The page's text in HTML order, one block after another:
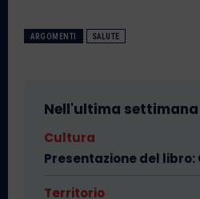
ARGOMENTI SALUTE
Nell'ultima settimana
Cultura
Presentazione del
Territorio